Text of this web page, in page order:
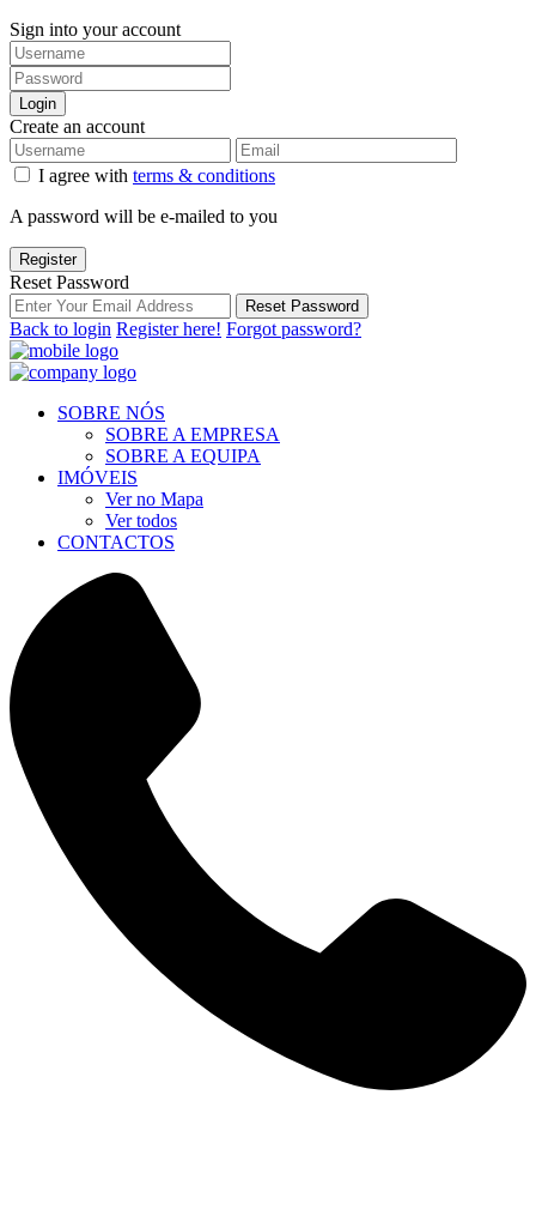
Sign into your account
Login
Create an account
I agree with terms & conditions
A password will be e-mailed to you
Register
Reset Password
Reset Password
Back to login Register here! Forgot password?
SOBRE NÓS
SOBRE A EMPRESA
SOBRE A EQUIPA
IMÓVEIS
Ver no Mapa
Ver todos
CONTACTOS